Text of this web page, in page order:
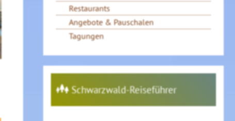
Restaurants
Angebote & Pauschalen
Tagungen
Schwarzwald-Reiseführer